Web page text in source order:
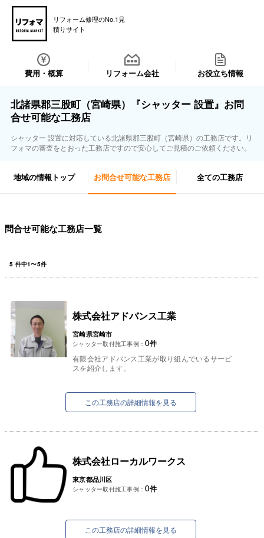
リフォーム修理のNo.1見
積りサイト
費用・概算 リフォーム会社 お役立ち情報
北諸県郡三股町（宮崎県）『シャッター 設置』お問
合せ可能な工務店
シャッター 設置に対応している北諸県郡三股町（宮崎県）の工務店です。リ
フォマの審査をとおった工務店ですので安心してご見積のご依頼ください。
地域の情報トップ お問合せ可能な工務店 全ての工務店
問合せ可能な工務店一覧
5 件中1〜5件
株式会社アドバンス工業
宮崎県宮崎市
シャッター取付施工事例： 0件
有限会社アドバンス工業が取り組んでいるサービ
スを紹介します。
の希望の商材をご提案できる...
この工務店の詳細情報を見る
株式会社ローカルワークス
東京都品川区
シャッター取付施工事例： 0件
この工務店の詳細情報を見る